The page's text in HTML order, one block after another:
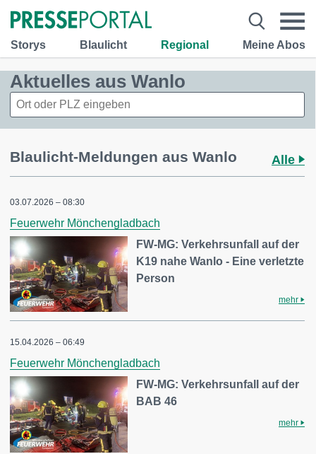
Storys Blaulicht Regional Meine Abos
Aktuelles aus Wanlo
Blaulicht-Meldungen aus Wanlo Alle
03.07.2026 – 08:30
Feuerwehr Mönchengladbach
FW-MG: Verkehrsunfall auf der
K19 nahe Wanlo - Eine verletzte
Person
mehr
15.04.2026 – 06:49
Feuerwehr Mönchengladbach
FW-MG: Verkehrsunfall auf der
BAB 46
mehr